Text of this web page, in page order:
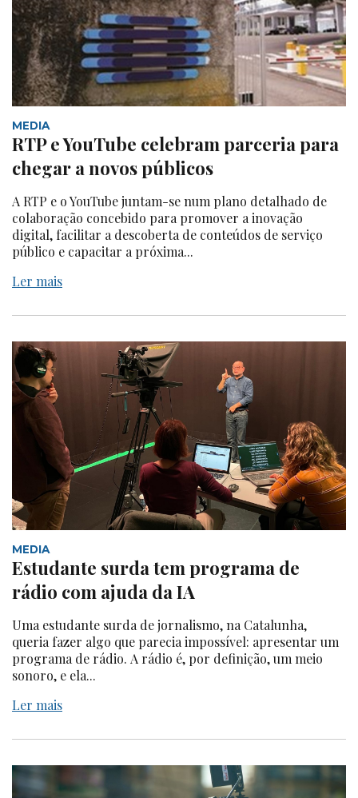
MEDIA
RTP e YouTube celebram parceria para
chegar a novos públicos
A RTP e o YouTube juntam-se num plano detalhado de
colaboração concebido para promover a inovação
digital, facilitar a descoberta de conteúdos de serviço
público e capacitar a próxima...
Ler mais
MEDIA
Estudante surda tem programa de
rádio com ajuda da IA
Uma estudante surda de jornalismo, na Catalunha,
queria fazer algo que parecia impossível: apresentar um
programa de rádio. A rádio é, por definição, um meio
sonoro, e ela...
Ler mais